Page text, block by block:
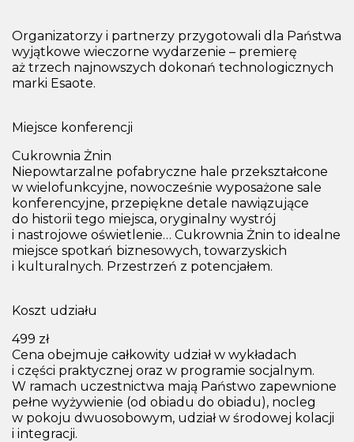
Organizatorzy i partnerzy przygotowali dla Państwa
wyjątkowe wieczorne wydarzenie – premierę
aż trzech najnowszych dokonań technologicznych
marki Esaote.
Miejsce konferencji
Cukrownia Żnin
Niepowtarzalne pofabryczne hale przekształcone
w wielofunkcyjne, nowocześnie wyposażone sale
konferencyjne, przepiękne detale nawiązujące
do historii tego miejsca, oryginalny wystrój
i nastrojowe oświetlenie… Cukrownia Żnin to idealne
miejsce spotkań biznesowych, towarzyskich
i kulturalnych. Przestrzeń z potencjałem.
Koszt udziału
499 zł
Cena obejmuje całkowity udział w wykładach
i części praktycznej oraz w programie socjalnym.
W ramach uczestnictwa mają Państwo zapewnione
pełne wyżywienie (od obiadu do obiadu), nocleg
w pokoju dwuosobowym, udział w środowej kolacji
i integracji.